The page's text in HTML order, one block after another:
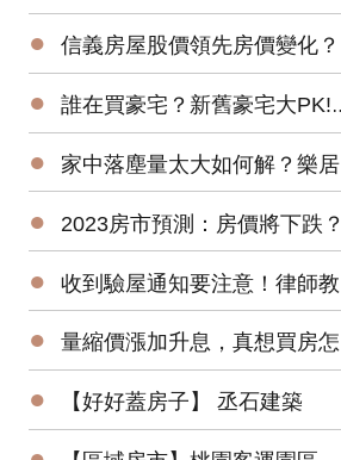
● 信義房屋股價領先房價變化？準確率超高！
● 誰在買豪宅？新舊豪宅大PK!遠雄豪宅銷售團隊親身分享-遠雄Park One
● 家中落塵量太大如何解？樂居創辦人Pearl換紗窗體驗大公開！
● 2023房市預測：房價將下跌？萬事俱備，尚欠東風！
● 收到驗屋通知要注意！律師教你判斷合不合理
● 量縮價漲加升息，真想買房怎麼辦？買預售屋還是中古屋？
● 【好好蓋房子】 丞石建築